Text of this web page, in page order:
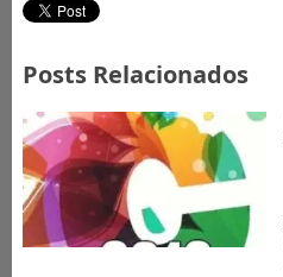
Posts Relacionados